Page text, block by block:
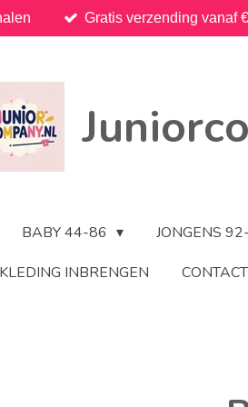
Gratis verzending vanaf
BABY 44-86 JONGENS
KLEDING INBRENGEN
CONTACT